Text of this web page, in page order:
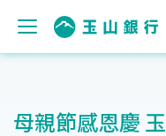
母親節感恩慶